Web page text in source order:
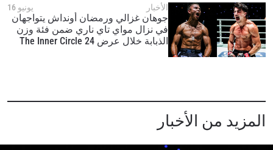
الأخبار يونيو 16
جوهان غزالي ورمضان أونداش يتواجهان
في نزال مواي تاي ناري ضمن فئة وزن
الذبابة خلال عرض The Inner Circle 24
المزيد من الأخبار